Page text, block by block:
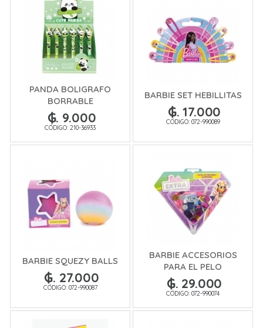
PANDA BOLIGRAFO
BORRABLE
₲. 9.000
CÓDIGO: 210-36933
BARBIE SET HEBILLITAS
₲. 17.000
CÓDIGO: 072-990089
BARBIE SQUEZY BALLS
₲. 27.000
CÓDIGO: 072-990087
BARBIE ACCESORIOS
PARA EL PELO
₲. 29.000
CÓDIGO: 072-990074